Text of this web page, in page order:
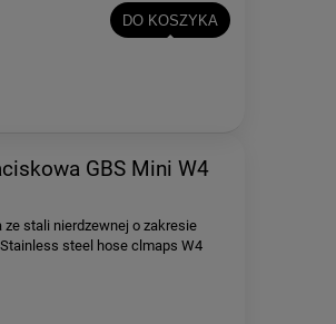
DO KOSZYKA
GBS Mini W4
stali nierdzewnej o zakresie
steel hose clmaps W4